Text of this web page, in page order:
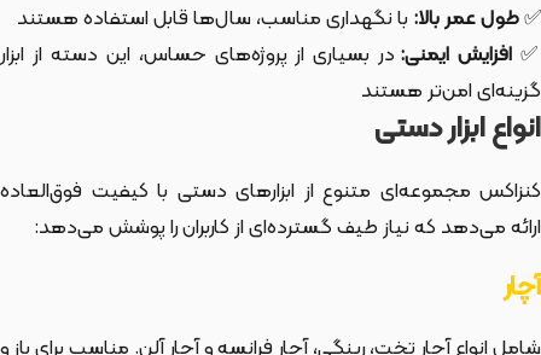
✅طول عمر بالا: با نگهداری مناسب، سال‌ها قابل استفاده هستند
✅ افزایش ایمنی: در بسیاری از پروژه‌های حساس، این دسته از ابزار
گزینه‌ای امن‌تر هستند
انواع ابزار دستی
کنزاکس مجموعه‌ای متنوع از ابزارهای دستی با کیفیت فوق‌العاده
ارائه می‌دهد که نیاز طیف گسترده‌ای از کاربران را پوشش می‌دهد:
آچار